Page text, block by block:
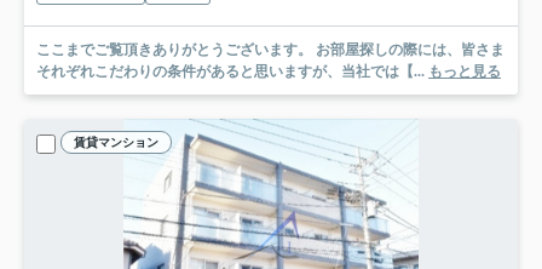
ここまでご覧頂きありがとうございます。 お部屋探しの際には、皆さま
それぞれこだわりの条件があると思いますが、当社では【... もっと見る
賃貸マンション